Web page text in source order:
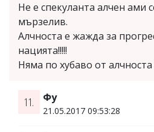
Не е спекуланта алчен ами
мързелив.
Алчноста е жажда за
нацията!!!!!
Няма по хубаво от
11. Фу
21.05.2017 09:53:28